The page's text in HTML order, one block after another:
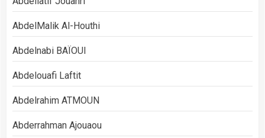
AbdelMalik Al-Houthi
Abdelnabi BAÏOUI
Abdelouafi Laftit
Abdelrahim ATMOUN
Abderrahman Ajouaou